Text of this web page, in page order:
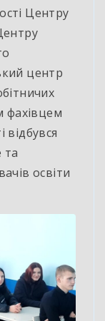
Центру
центр
фахівцем
відбувся
та
освіти